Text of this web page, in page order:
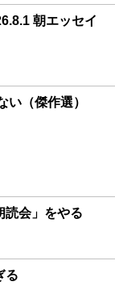
朝エッセイ
い（傑作選）
読会」をやる
る